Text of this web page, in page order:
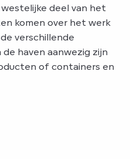
deel van het
komen over het werk
verschillende
haven aanwezig zijn
of containers en